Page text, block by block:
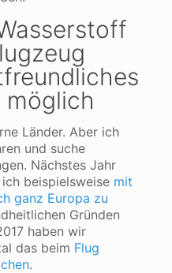
möglich
Länder. Aber ich
und suche
Nächstes Jahr
beispielsweise mit
ganz Europa zu
Gründen
haben wir
das beim Flug
.